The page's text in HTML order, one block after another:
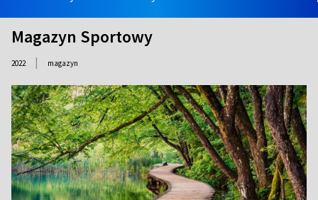
Magazyn Sportowy
2022 | magazyn